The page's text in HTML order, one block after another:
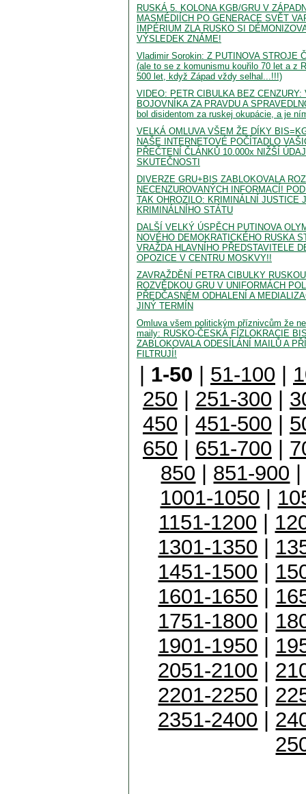
RUSKÁ 5. KOLONA KGB/GRU V
MASMÉDIÍCH PO GENERACE SVĚT
IMPÉRIUM ZLA RUSKO SI
VÝSLEDEK ZNÁME!
Vladimir Sorokin: Z PUTINOVA STROJE
(ale to se z komunismu kouřilo 70 let a z
500 let, když Západ vždy selhal...!!!)
VIDEO: PETR CIBULKA BEZ CENZURY:
BOJOVNÍKA ZA PRAVDU A
bol disidentom za ruskej okupácie, a je
VELKÁ OMLUVA VŠEM ŽE DÍKY
NAŠE INTERNETOVÉ POČÍTADLO
PŘEČTENÍ ČLÁNKŮ 10.000x NIŽŠÍ
SKUTEČNOSTI
DIVERZE GRU+BIS ZABLOKOVALA
NECENZUROVANÝCH INFORMACÍ!
TAK OHROZILO: KRIMINÁLNÍ JUSTICE
KRIMINÁLNÍHO STÁTU
DALŠÍ VELKÝ ÚSPĚCH PUTINOVA
NOVÉHO DEMOKRATICKÉHO RUSKA
VRAŽDA HLAVNÍHO PŘEDSTAVITELE
OPOZICE V CENTRU MOSKVY!!
ZAVRAŽDĚNÍ PETRA CIBULKY
ROZVĚDKOU GRU V UNIFORMÁCH
PŘEDČASNÉM ODHALENÍ A
JINÝ TERMÍN
Omluva všem politickým příznivcům že
maily: RUSKO-ČESKÁ FÍZLOKRACIE
ZABLOKOVALA ODESÍLÁNÍ MAILŮ A
FILTRUJÍ!
| 1-50 | 51-100 |
250 | 251-300 |
450 | 451-500 |
650 | 651-700 |
850 | 851-900
1001-1050 |
1151-1200 |
1301-1350 |
1451-1500 |
1601-1650 |
1751-1800 |
1901-1950 |
2051-2100 |
2201-2250 |
2351-2400 |